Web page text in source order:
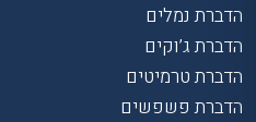
הדברת נמלים
הדברת ג’וקים
הדברת טרמיטים
הדברת פשפשים